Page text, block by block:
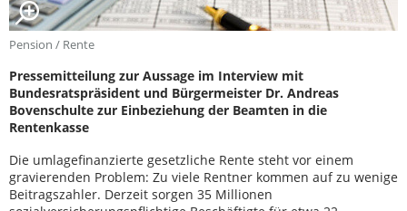
Pension / Rente
Pressemitteilung zur Aussage im Interview mit
Bundesratspräsident und Bürgermeister Dr. Andreas
Bovenschulte zur Einbeziehung der Beamten in die
Rentenkasse
Die umlagefinanzierte gesetzliche Rente steht vor einem
gravierenden Problem: Zu viele Rentner kommen auf zu wenige
Beitragszahler. Derzeit sorgen 35 Millionen